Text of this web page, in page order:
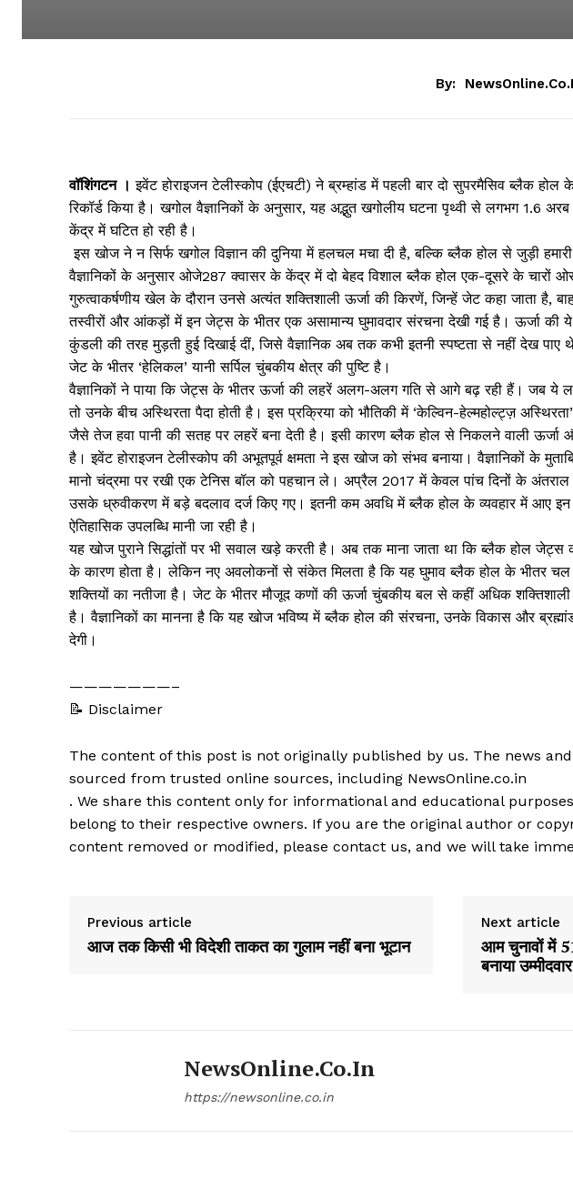
By:
वॉशिंगटन ।इवेंट होराइजन टेलीस्कोप (ईएचटी) ने ब्रम्हांड में पहली बार दो सुपरमैसिव ब्लैक
रिकॉर्ड किया है। खगोल वैज्ञानिकों के अनुसार, यह अद्भुत खगोलीय घटना पृथ्वी से लगभग 1.6
केंद्र में घटित हो रही है।
इस खोज ने न सिर्फ खगोल विज्ञान की दुनिया में हलचल मचा दी है, बल्कि ब्लैक होल से जुड़ी
वैज्ञानिकों के अनुसार ओजे287 क्वासर के केंद्र में दो बेहद विशाल ब्लैक होल एक-दूसरे के चारों
गुरुत्वाकर्षणीय खेल के दौरान उनसे अत्यंत शक्तिशाली ऊर्जा की किरणें, जिन्हें जेट कहा जाता है,
तस्वीरों और आंकड़ों में इन जेट्स के भीतर एक असामान्य घुमावदार संरचना देखी गई है। ऊर्जा की
कुंडली की तरह मुड़ती हुई दिखाई दीं, जिसे वैज्ञानिक अब तक कभी इतनी स्पष्टता से नहीं देख
जेट के भीतर ‘हेलिकल’ यानी सर्पिल चुंबकीय क्षेत्र की पुष्टि है।
वैज्ञानिकों ने पाया कि जेट्स के भीतर ऊर्जा की लहरें अलग-अलग गति से आगे बढ़ रही हैं। जब ये
तो उनके बीच अस्थिरता पैदा होती है। इस प्रक्रिया को भौतिकी में ‘केल्विन-हेल्महोल्ट्ज़
जैसे तेज हवा पानी की सतह पर लहरें बना देती है। इसी कारण ब्लैक होल से निकलने वाली ऊर्जा
है। इवेंट होराइजन टेलीस्कोप की अभूतपूर्व क्षमता ने इस खोज को संभव बनाया। वैज्ञानिकों के
मानो चंद्रमा पर रखी एक टेनिस बॉल को पहचान ले। अप्रैल 2017 में केवल पांच दिनों के
उसके ध्रुवीकरण में बड़े बदलाव दर्ज किए गए। इतनी कम अवधि में ब्लैक होल के व्यवहार में आए इन
ऐतिहासिक उपलब्धि मानी जा रही है।
यह खोज पुराने सिद्धांतों पर भी सवाल खड़े करती है। अब तक माना जाता था कि ब्लैक होल जेट्स
के कारण होता है। लेकिन नए अवलोकनों से संकेत मिलता है कि यह घुमाव ब्लैक होल के भीतर
शक्तियों का नतीजा है। जेट के भीतर मौजूद कणों की ऊर्जा चुंबकीय बल से कहीं अधिक
है। वैज्ञानिकों का मानना है कि यह खोज भविष्य में ब्लैक होल की संरचना, उनके विकास और
देगी।
———————–
📝 Disclaimer
The content of this post is not originally published by us. The news
sourced from trusted online sources, including NewsOnline.co.in
. We share this content only for informational and educational
belong to their respective owners. If you are the original author or
content removed or modified, please contact us, and we will take
Previous article
आज तक किसी भी विदेशी ताकत का गुलाम नहीं बना भूटान
Next article
आम चुनावों में
बनाया उम्मीदवार
NewsOnline.co.in
https://newsonline.co.in